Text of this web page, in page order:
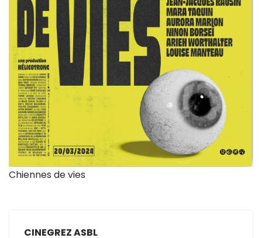
Chiennes de vies
CINEGREZ ASBL